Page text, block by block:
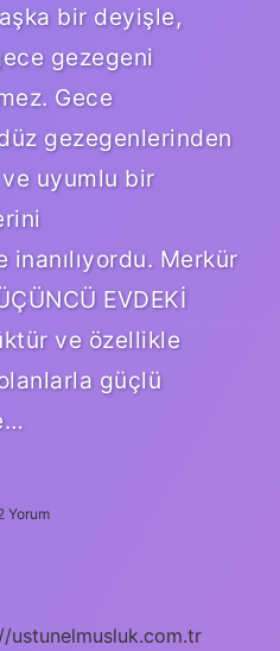
bir deyişle,
gezegeni
Gece
gezegenlerinden
uyumlu bir
Merkür
EVDEKİ
ve özellikle
güçlü
Yorum
ustunelmusluk.com.tr